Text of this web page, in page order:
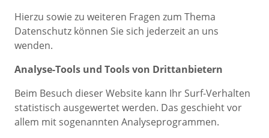
Hierzu sowie zu weiteren Fragen zum Thema
Datenschutz können Sie sich jederzeit an uns
wenden.
Analyse-Tools und Tools von Dritt­anbietern
Beim Besuch dieser Website kann Ihr Surf-Verhalten
statistisch ausgewertet werden. Das geschieht vor
allem mit sogenannten Analyseprogrammen.